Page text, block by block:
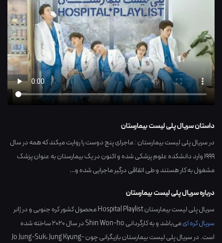
داستان سریال پلی لیست بیمارستان
در سریال پلی لیست بیمارستان : ماجرای پنج دوست را روایت میکند که همه در سال
1999 وارد دانشکده علوم پزشکی شده و اکنون در یک بیمارستان به عنوان پزشک
مشغول به کار هستند و طی اتقاقی درگیر ماجرایی شده و…
درباره سریال پلی لیست بیمارستان
سریال پلی لیست بیمارستان Hospital Playlist محصول کشور کره جنوبیو در ژانر
سریال کره ایمی‌باشد و به کارگردانیShin Won-hoدر سال2020ساخته شده
است. در سریال پلی لیست بیمارستان بازیگرانی چون
Jo Jung-Suk،Jung Kyung-